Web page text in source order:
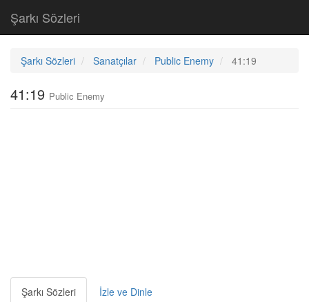
Şarkı Sözleri
Şarkı Sözleri Sanatçılar Public Enemy 41:19
41:19 Public Enemy
Şarkı Sözleri İzle ve Dinle